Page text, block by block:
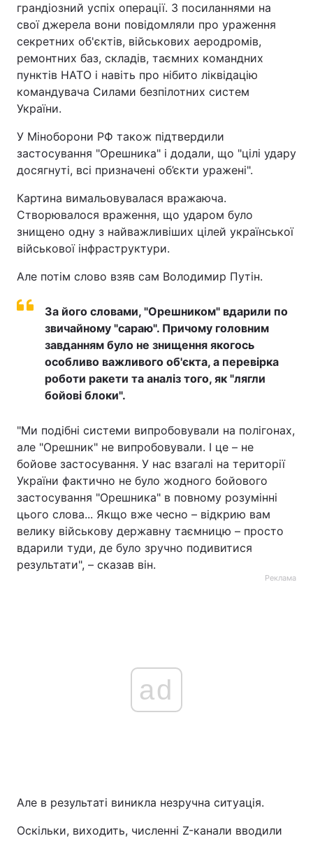
грандіозний успіх операції. З посиланнями на
свої джерела вони повідомляли про ураження
секретних об'єктів, військових аеродромів,
ремонтних баз, складів, таємних командних
пунктів НАТО і навіть про нібито ліквідацію
командувача Силами безпілотних систем
України.
У Міноборони РФ також підтвердили
застосування "Орешника" і додали, що "цілі удару
досягнуті, всі призначені об’єкти уражені".
Картина вимальовувалася вражаюча.
Створювалося враження, що ударом було
знищено одну з найважливіших цілей української
військової інфраструктури.
Але потім слово взяв сам Володимир Путін.
За його словами, "Орешником" вдарили по
звичайному "сараю". Причому головним
завданням було не знищення якогось
особливо важливого об'єкта, а перевірка
роботи ракети та аналіз того, як "лягли
бойові блоки".
"Ми подібні системи випробовували на полігонах,
але "Орешник" не випробовували. І це – не
бойове застосування. У нас взагалі на території
України фактично не було жодного бойового
застосування "Орешника" в повному розумінні
цього слова... Якщо вже чесно – відкрию вам
велику військову державну таємницю – просто
вдарили туди, де було зручно подивитися
результати", – сказав він.
Реклама
ad
Але в результаті виникла незручна ситуація.
Оскільки, виходить, численні Z-канали вводили